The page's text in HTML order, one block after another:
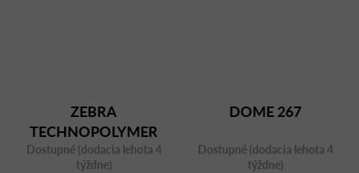
ZEBRA
TECHNOPOLYMER
2566 CR
Dostupné (dodacia lehota 4
týždne)
DOME 267
Dostupné (dodacia lehota 4
týždne)